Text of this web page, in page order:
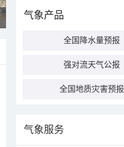
气象产品
全国降水量预报
强对流天气公报
全国地质灾害预报
气象服务